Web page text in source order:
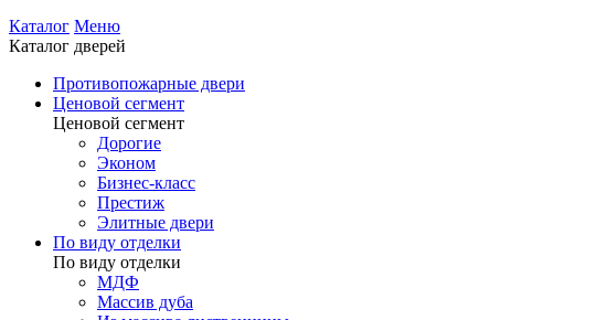
Каталог Меню
Каталог дверей
Противопожарные двери
Ценовой сегмент
Ценовой сегмент
Дорогие
Эконом
Бизнес-класс
Престиж
Элитные двери
По виду отделки
По виду отделки
МДФ
Массив дуба